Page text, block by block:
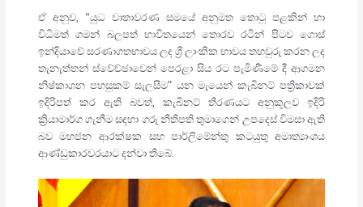
ඒ අනුව, “යුධ වාතාවරණ සමයේ අනුමත තොටු පළකින් හා
විධිමත් ගමන් බලපත් භාවිතයෙන් තොරව රටින් පිටව ගොස්
ඉන්දියාවේ සරණාගතභාවය ලද ශ්‍රී ලාංකික භාවය තහවුරු කරන ලද
තැනැත්තන් ස්වේච්ඡාවෙන් පෙරළා සිය රට පැමිණීමේ දී ආගමන
නිෂ්කාශන පහසුකම් සැලසීම” යන මැයෙන් කැබිනට් පත්‍රිකාවක්
ඉදිරිපත් කර ඇති බවත්, කැබිනට් තීරණයට අනුකූලව ඉදිරි
ක්‍රියාමාර්ග ගැනීම සඳහා ගරු නීතිපති තුමාගෙන් උපදෙස් විමසා ඇති
බව මහජන ආරක්ෂක සහ පාර්ලිමේන්තු කටයුතු අමාත්‍යාංශය
ආණ්ඩුකාරවරයාට දන්වා තිබේ.